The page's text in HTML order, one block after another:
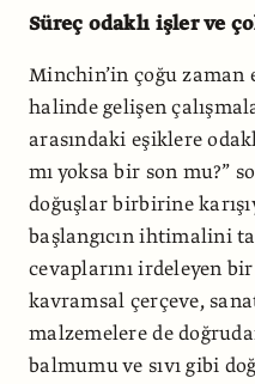
Süreç odaklı işler ve
Minchin’in çoğu
halinde gelişen
arasındaki eşiklere
mı yoksa bir son mu?”
doğuşlar birbirine
başlangıcın ihtimalini
cevaplarını irdeleyen
kavramsal çerçeve,
malzemelere de
balmumu ve sıvı gibi